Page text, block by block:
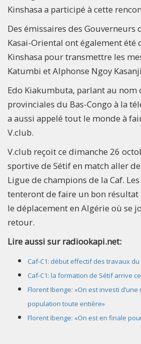
Kinshasa a participé à cette
Des émissaires des Gouverneurs
Kasai-Oriental ont également été
Kinshasa pour transmettre les
Katumbi et Alphonse Ngoy
Edo Kiakumbuta, parlant au nom
provinciales du Bas-Congo à la
a aussi appelé tout le monde à
V.club.
V.club reçoit ce dimanche 26
sportive de Sétif en match aller
Ligue de champions de la Caf.
tenteront de faire un bon résultat
le déplacement en Algérie où se
retour.
Lire aussi sur radiookapi.net:
Caf-C1: début effectif des travaux
Caf-C1: la formation de Sétif arrive
Florent Ibenge: «On est investi d’une
population toute entière»
Florent Ibenge: «On est en finale